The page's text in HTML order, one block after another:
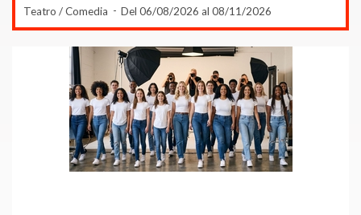
Teatro / Comedia Del 06/08/2026 al 08/11/2026